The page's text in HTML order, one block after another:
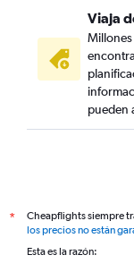
Viaja
Millones
pueden
*
Cheapflights siempre
los precios no están
Esta es la razón: